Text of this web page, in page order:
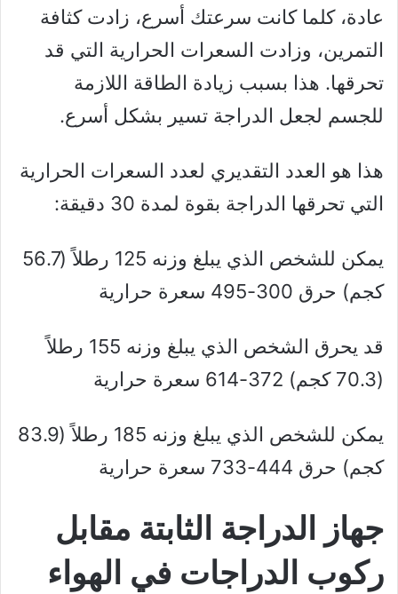
عادة، كلما كانت سرعتك أسرع، زادت كثافة
التمرين، وزادت السعرات الحرارية التي قد
تحرقها. هذا بسبب زيادة الطاقة اللازمة
للجسم لجعل الدراجة تسير بشكل أسرع.
هذا هو العدد التقديري لعدد السعرات الحرارية
التي تحرقها الدراجة بقوة لمدة 30 دقيقة:
يمكن للشخص الذي يبلغ وزنه 125 رطلاً (56.7
كجم) حرق 300-495 سعرة حرارية
قد يحرق الشخص الذي يبلغ وزنه 155 رطلاً
(70.3 كجم) 372-614 سعرة حرارية
يمكن للشخص الذي يبلغ وزنه 185 رطلاً (83.9
كجم) حرق 444-733 سعرة حرارية
جهاز الدراجة الثابتة مقابل
ركوب الدراجات في الهواء